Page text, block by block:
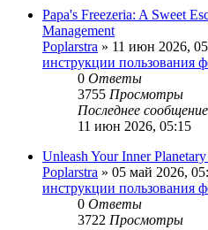
Papa's Freezeria: A Sweet
Management
Poplarstra » 11 июн 2026,
инструкции пользования
0 Ответы
3755 Просмотры
Последнее сообщение
11 июн 2026, 05:15
Unleash Your Inner
Poplarstra » 05 май 2026,
инструкции пользования
0 Ответы
3722 Просмотры